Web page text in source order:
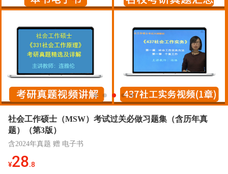
社会工作硕士（MSW）考试过关必做习题集（含历年真
题）（第3版）
含2024年真题 赠 电子书
¥28.8